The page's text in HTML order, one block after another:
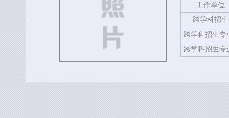
工作单位
跨学科招生
跨学科招生专
跨学科招生专